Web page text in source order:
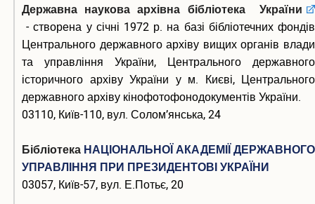
Державна наукова архівна бібліотека України
- створена у січні 1972 р. на базі бібліотечних фондів
Центрального державного архіву вищих органів влади
та управління України, Центрального державного
історичного архіву України у м. Києві, Центрального
державного архіву кінофотофонодокументів України.
03110, Київ-110, вул. Солом’янська, 24
Бібліотека НАЦІОНАЛЬНОЇ АКАДЕМІЇ ДЕРЖАВНОГО
УПРАВЛІННЯ ПРИ ПРЕЗИДЕНТОВІ УКРАЇНИ
03057, Київ-57, вул. Е.Потьє, 20